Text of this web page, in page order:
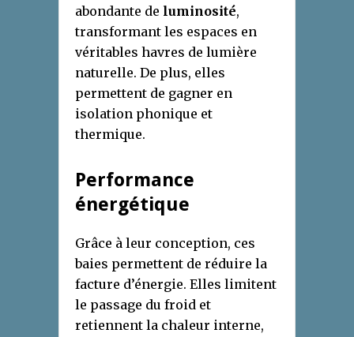
abondante de luminosité,
transformant les espaces en
véritables havres de lumière
naturelle. De plus, elles
permettent de gagner en
isolation phonique et
thermique.
Performance
énergétique
Grâce à leur conception, ces
baies permettent de réduire la
facture d’énergie. Elles limitent
le passage du froid et
retiennent la chaleur interne,